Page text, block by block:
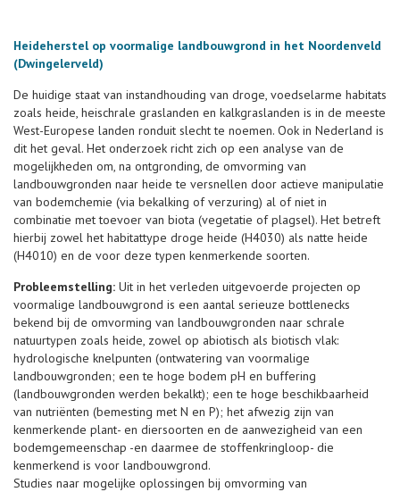
Heideherstel op voormalige landbouwgrond in het Noordenveld
(Dwingelerveld)
De huidige staat van instandhouding van droge, voedselarme habitats
zoals heide, heischrale graslanden en kalkgraslanden is in de meeste
West-Europese landen ronduit slecht te noemen. Ook in Nederland is
dit het geval. Het onderzoek richt zich op een analyse van de
mogelijkheden om, na ontgronding, de omvorming van
landbouwgronden naar heide te versnellen door actieve manipulatie
van bodemchemie (via bekalking of verzuring) al of niet in
combinatie met toevoer van biota (vegetatie of plagsel). Het betreft
hierbij zowel het habitattype droge heide (H4030) als natte heide
(H4010) en de voor deze typen kenmerkende soorten.
Probleemstelling: Uit in het verleden uitgevoerde projecten op
voormalige landbouwgrond is een aantal serieuze bottlenecks
bekend bij de omvorming van landbouwgronden naar schrale
natuurtypen zoals heide, zowel op abiotisch als biotisch vlak:
hydrologische knelpunten (ontwatering van voormalige
landbouwgronden; een te hoge bodem pH en buffering
(landbouwgronden werden bekalkt); een te hoge beschikbaarheid
van nutriënten (bemesting met N en P); het afwezig zijn van
kenmerkende plant- en diersoorten en de aanwezigheid van een
bodemgemeenschap -en daarmee de stoffenkringloop- die
kenmerkend is voor landbouwgrond.
Studies naar mogelijke oplossingen bij omvorming van